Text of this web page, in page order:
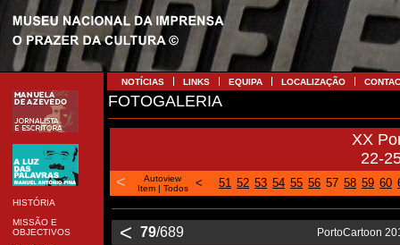
HISTÓRIA
MISSÃO E
OBJECTIVOS
NOTÍCIAS LINKS EQUIPA LOCALIZAÇÃO
FOTOGALERIA
XX
22-
<
Autoview
Item| Todos < 51 52 53 54 55 56 57 58 59 60
< 79/689 PortoCartoon